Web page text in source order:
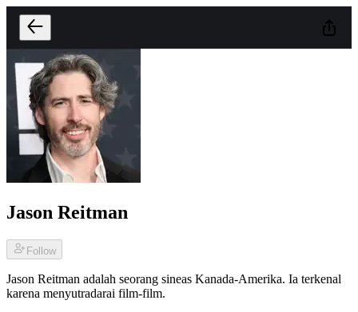
Jason Reitman
Follow
Jason Reitman adalah seorang sineas Kanada-Amerika. Ia terkenal
karena menyutradarai film-film.